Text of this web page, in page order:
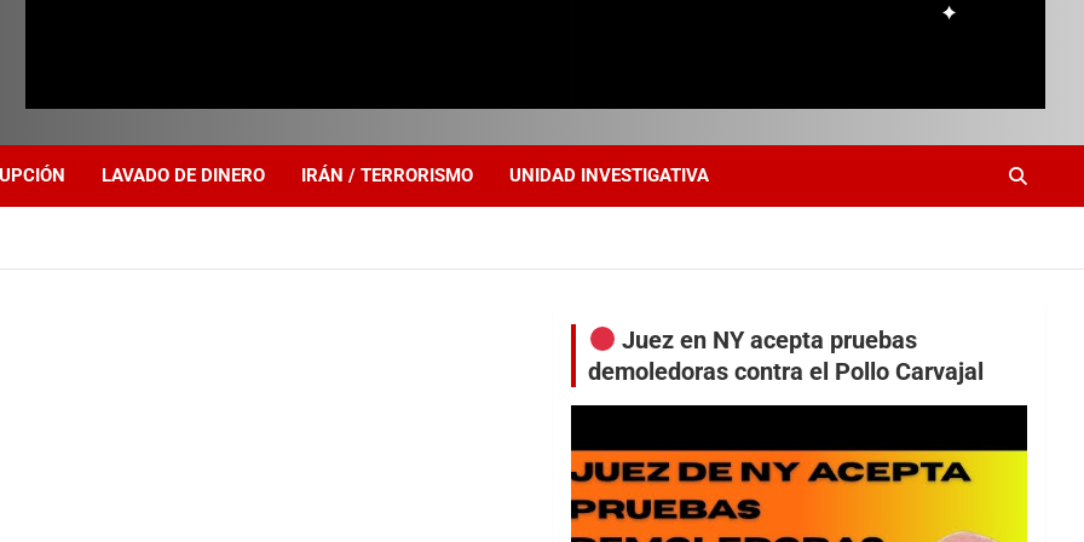
LAVADO DE DINERO IRÁN / TERRORISMO UNIDAD INVESTIGATIVA
Juez en NY acepta pruebas
demoledoras contra el Pollo Carvajal